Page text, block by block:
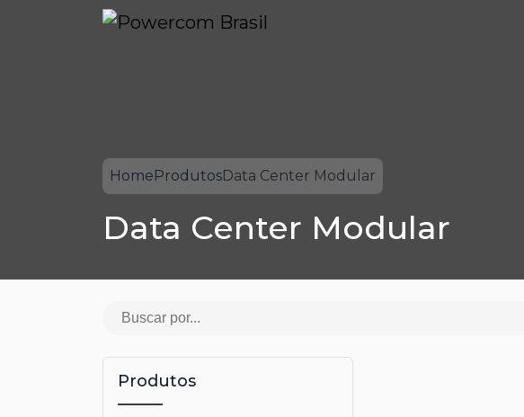
HomeProdutosData Center Modular
Data Center Modular
Produtos